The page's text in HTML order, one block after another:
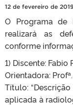
12 de fevereiro de
O Programa de
realizará as
conforme
1) Discente: Fabio
Orientadora:
Título:
aplicada à